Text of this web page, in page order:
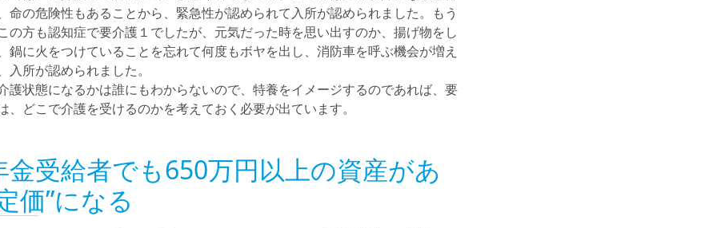
命の危険性もあることから、緊急性が認められて入所が認められました。もう
の方も認知症で要介護１でしたが、元気だった時を思い出すのか、揚げ物をし
鍋に火をつけていることを忘れて何度もボヤを出し、消防車を呼ぶ機会が増え
入所が認められました。
護状態になるかは誰にもわからないので、特養をイメージするのであれば、要
、どこで介護を受けるのかを考えておく必要が出ています。
金受給者でも650万円以上の資産があ
価”になる